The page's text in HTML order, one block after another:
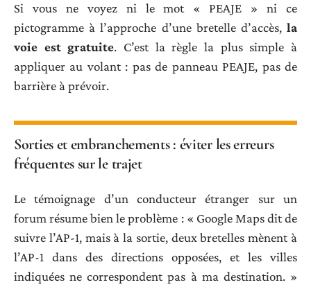
Si vous ne voyez ni le mot « PEAJE » ni ce
pictogramme à l’approche d’une bretelle d’accès, la
voie est gratuite. C’est la règle la plus simple à
appliquer au volant : pas de panneau PEAJE, pas de
barrière à prévoir.
Sorties et embranchements : éviter les erreurs
fréquentes sur le trajet
Le témoignage d’un conducteur étranger sur un
forum résume bien le problème : « Google Maps dit de
suivre l’AP-1, mais à la sortie, deux bretelles mènent à
l’AP-1 dans des directions opposées, et les villes
indiquées ne correspondent pas à ma destination. »